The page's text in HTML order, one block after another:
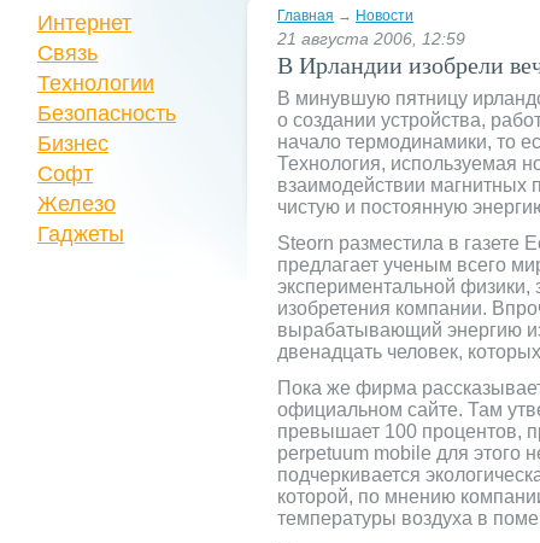
Главная → Новости
21 августа 2006, 12:59
В Ирландии изобрели
В минувшую пятницу
о создании устройства,
начало термодинамики, то
Технология, используемая
взаимодействии магнитных
чистую и постоянную
Steorn разместила в газете
предлагает ученым всего
экспериментальной физики,
изобретения компании.
вырабатывающий энергию
двенадцать человек,
Пока же фирма
официальном сайте. Там
превышает 100 процентов,
perpetuum mobile для этого
подчеркивается
которой, по мнению
температуры воздуха в
Интернет
Связь
Технологии
Безопасность
Бизнес
Софт
Железо
Гаджеты